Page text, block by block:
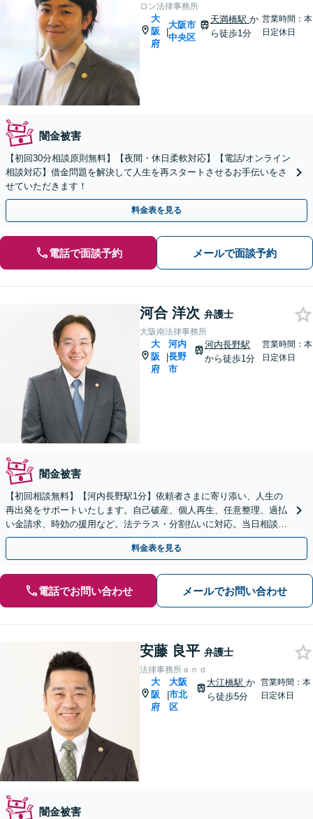
ロン法律事務所
大
阪
府
|
大阪市
中央区
天満橋駅か
ら徒歩1分
営業時間：本
日定休日
闇金被害
【初回30分相談原則無料】【夜間・休日柔軟対応】【電話/オンライン
相談対応】借金問題を解決して人生を再スタートさせるお手伝いをさ
せていただきます！
料金表を見る
電話で面談予約 メールで面談予約
河合 洋次 弁護士
大阪南法律事務所
大
阪
府
|
河内
長野
市
河内長野駅
から徒歩1分
営業時間：本
日定休日
闇金被害
【初回相談無料】【河内長野駅1分】依頼者さまに寄り添い、人生の
再出発をサポートいたします。自己破産、個人再生、任意整理、過払
い金請求、時効の援用など。法テラス・分割払いに対応。当日相談対
応（要相談）【弁護士歴15年以上】
料金表を見る
電話でお問い合わせ メールでお問い合わせ
安藤 良平 弁護士
法律事務所ａｎｄ
大
阪
府
|
大阪
市北
区
大江橋駅 か
ら徒歩5分
営業時間：本
日定休日
闇金被害